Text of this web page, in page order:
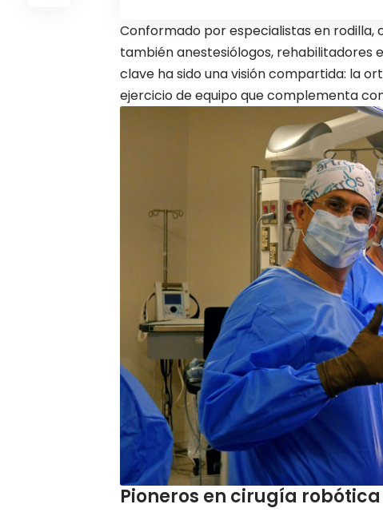
Conformado por especialistas en rodilla,
también anestesiólogos, rehabilitadores
clave ha sido una visión compartida: la
ejercicio de equipo que complementa
Pioneros en cirugía